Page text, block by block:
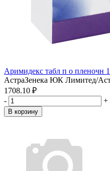
Аримидекс табл п о пленочн
АстраЗенека ЮК Лимитед/
1708.10 ₽
-
+
В корзину